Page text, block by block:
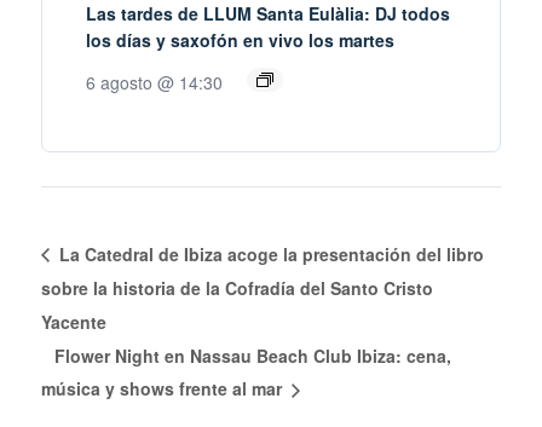
Las tardes de LLUM Santa Eulàlia: DJ todos
los días y saxofón en vivo los martes
6 agosto @ 14:30
La Catedral de Ibiza acoge la presentación del libro
sobre la historia de la Cofradía del Santo Cristo
Yacente
Flower Night en Nassau Beach Club Ibiza: cena,
música y shows frente al mar